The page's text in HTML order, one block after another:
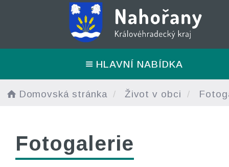
HLAVNÍ NABÍDKA
Domovská stránka Život v obci
Fotogalerie